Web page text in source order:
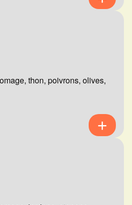
thon, poivrons, olives,